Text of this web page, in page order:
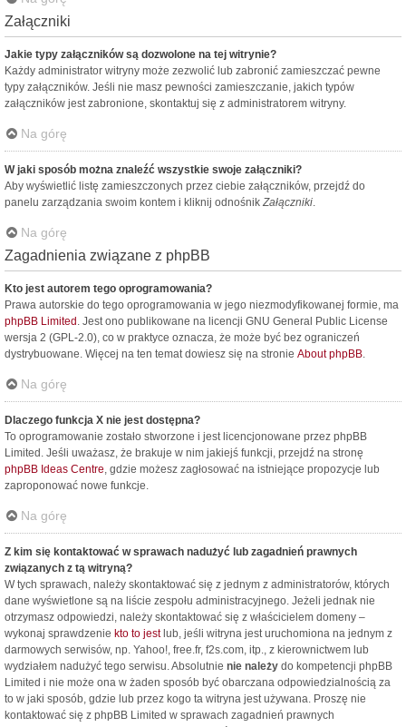
Załączniki
Jakie typy załączników są dozwolone na tej witrynie?
Każdy administrator witryny może zezwolić lub zabronić zamieszczać pewne
typy załączników. Jeśli nie masz pewności zamieszczanie, jakich typów
załączników jest zabronione, skontaktuj się z administratorem witryny.
Na górę
W jaki sposób można znaleźć wszystkie swoje załączniki?
Aby wyświetlić listę zamieszczonych przez ciebie załączników, przejdź do
panelu zarządzania swoim kontem i kliknij odnośnik Załączniki.
Na górę
Zagadnienia związane z phpBB
Kto jest autorem tego oprogramowania?
Prawa autorskie do tego oprogramowania w jego niezmodyfikowanej formie, ma
phpBB Limited . Jest ono publikowane na licencji GNU General Public License
wersja 2 (GPL-2.0), co w praktyce oznacza, że może być bez ograniczeń
dystrybuowane. Więcej na ten temat dowiesz się na stronie About phpBB.
Na górę
Dlaczego funkcja X nie jest dostępna?
To oprogramowanie zostało stworzone i jest licencjonowane przez phpBB
Limited. Jeśli uważasz, że brakuje w nim jakiejś funkcji, przejdź na stronę
phpBB Ideas Centre, gdzie możesz zagłosować na istniejące propozycje lub
zaproponować nowe funkcje.
Na górę
Z kim się kontaktować w sprawach nadużyć lub zagadnień prawnych
związanych z tą witryną?
W tych sprawach, należy skontaktować się z jednym z administratorów, których
dane wyświetlone są na liście zespołu administracyjnego. Jeżeli jednak nie
otrzymasz odpowiedzi, należy skontaktować się z właścicielem domeny –
wykonaj sprawdzenie kto to jestlub, jeśli witryna jest uruchomiona na jednym z
darmowych serwisów, np. Yahoo!, free.fr, f2s.com, itp., z kierownictwem lub
wydziałem nadużyć tego serwisu. Absolutnie nie należy do kompetencji phpBB
Limited i nie może ona w żaden sposób być obarczana odpowiedzialnością za
to w jaki sposób, gdzie lub przez kogo ta witryna jest używana. Proszę nie
kontaktować się z phpBB Limited w sprawach zagadnień prawnych